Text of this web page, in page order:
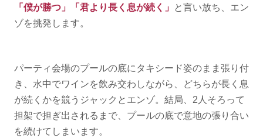
「僕が勝つ」「君より長く息が続く」 と言い放ち、エン
ゾを挑発します。
パーティ会場のプールの底にタキシード姿のまま張り付
き、水中でワインを飲み交わしながら、どちらが長く息
が続くかを競うジャックとエンゾ。結局、2人そろって
担架で担ぎ出されるまで、プールの底で意地の張り合い
を続けてしまいます。